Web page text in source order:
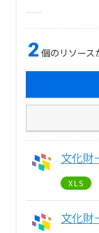
2 個のリソース
文化財
XLS
文化財